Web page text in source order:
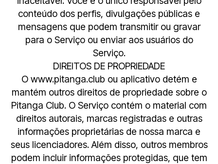
conteúdo dos perfis, divulgações públicas e
mensagens que podem transmitir ou gravar
para o Serviço ou enviar aos usuários do
Serviço.
DIREITOS DE PROPRIEDADE
O www.pitanga.club ou aplicativo detém e
mantém outros direitos de propriedade sobre o
Pitanga Club. O Serviço contém o material com
direitos autorais, marcas registradas e outras
informações proprietárias de nossa marca e
seus licenciadores. Além disso, outros membros
podem incluir informações protegidas, que tem